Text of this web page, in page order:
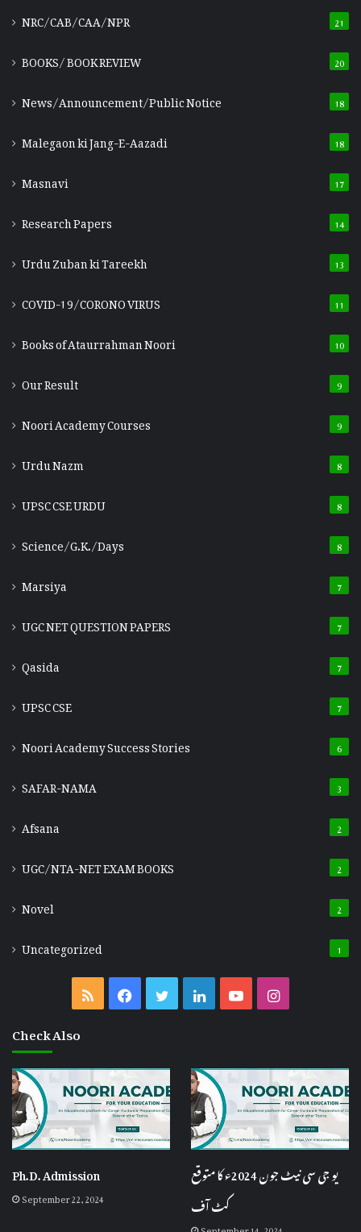
NRC/CAB/CAA/NPR 21
BOOKS/ BOOK REVIEW 20
News/Announcement/Public Notice 18
Malegaon ki Jang-E-Aazadi 18
Masnavi 17
Research Papers 14
Urdu Zuban ki Tareekh 13
COVID-19/CORONO VIRUS 11
Books of Ataurrahman Noori 10
Our Result 9
Noori Academy Courses 9
Urdu Nazm 8
UPSC CSE URDU 8
Science/G.K./Days 8
Marsiya 7
UGC NET QUESTION PAPERS 7
Qasida 7
UPSC CSE 7
Noori Academy Success Stories 6
SAFAR-NAMA 3
Afsana 2
UGC/NTA-NET EXAM BOOKS 2
Novel 2
Uncategorized 1
RSS FacebookTwitterLinkedInYouTubeInstagram
Check Also
Ph.D. Admission
September 22, 2024
یو جی سی نیٹ جون 2024ء کا متوقع
کٹ آف